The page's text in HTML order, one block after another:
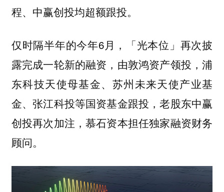
程、中赢创投均超额跟投。
仅时隔半年的今年6月，「光本位」再次披
露完成一轮新的融资，由敦鸿资产领投，浦
东科技天使母基金、苏州未来天使产业基
金、张江科投等国资基金跟投，老股东中赢
创投再次加注，慕石资本担任独家融资财务
顾问。